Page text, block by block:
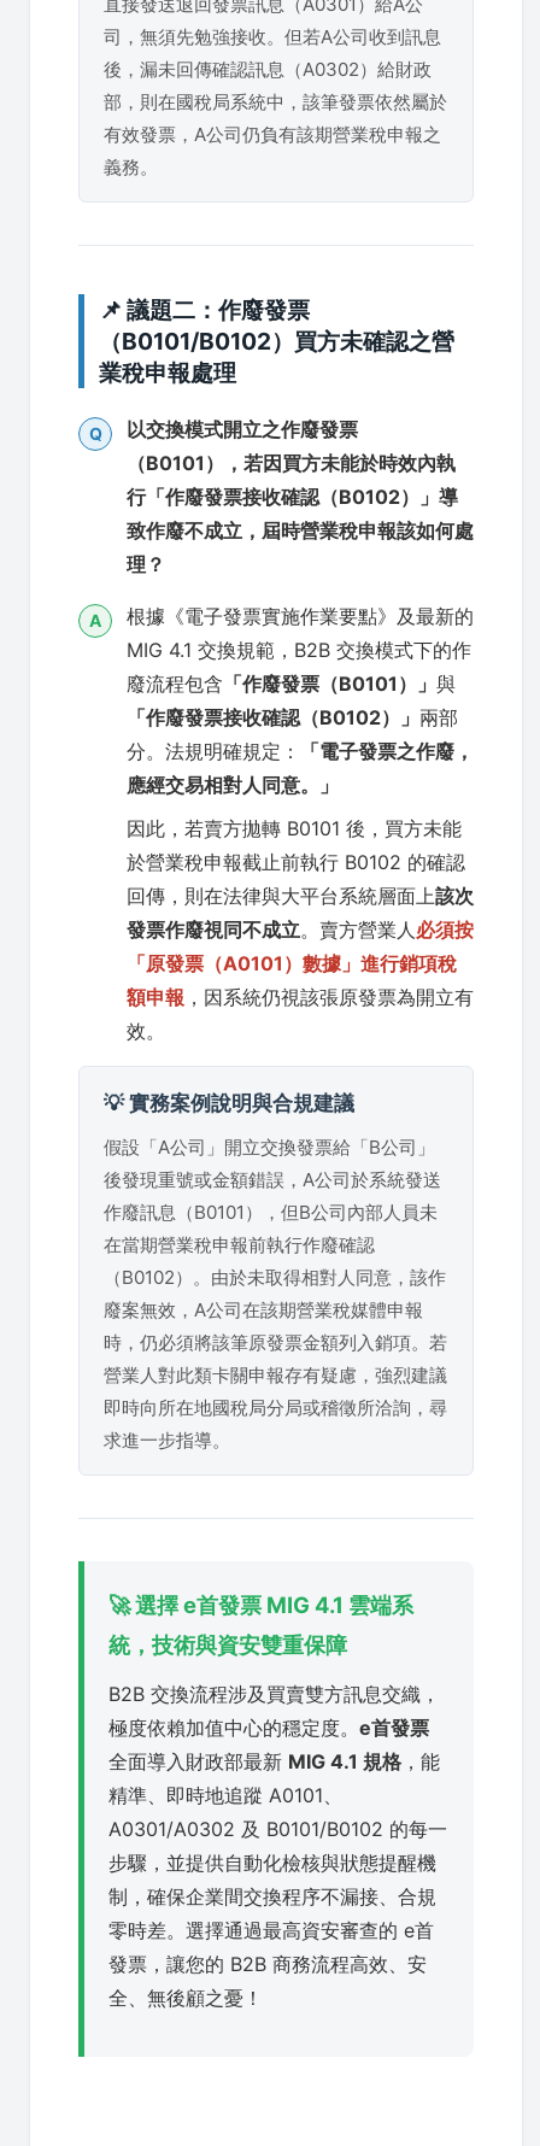
司，無須先勉強接收。但若A公司收到訊息
後，漏未回傳確認訊息（A0302）給財政
部，則在國稅局系統中，該筆發票依然屬於
有效發票，A公司仍負有該期營業稅申報之
義務。
📌 議題二：作廢發票
（B0101/B0102）買方未確認之營
業稅申報處理
Q
以交換模式開立之作廢發票
（B0101），若因買方未能於時效內執
行「作廢發票接收確認（B0102）」導
致作廢不成立，屆時營業稅申報該如何處
理？
A
根據《電子發票實施作業要點》及最新的
MIG 4.1 交換規範，B2B 交換模式下的作
廢流程包含 「作廢發票（B0101）」 與
「作廢發票接收確認（B0102）」 兩部
分。法規明確規定：
「電子發票之作廢，
應經交易相對人同意。」
因此，若賣方拋轉 B0101 後，買方未能
於營業稅申報截止前執行 B0102 的確認
回傳，則在法律與大平台系統層面上該次
發票作廢視同不成立。賣方營業人 必須按
「原發票（A0101）數據」進行銷項稅
額申報 ，因系統仍視該張原發票為開立有
效。
💡 實務案例說明與合規建議
假設「A公司」開立交換發票給「B公司」
後發現重號或金額錯誤，A公司於系統發送
作廢訊息（B0101），但B公司內部人員未
在當期營業稅申報前執行作廢確認
（B0102）。由於未取得相對人同意，該作
廢案無效，A公司在該期營業稅媒體申報
時，仍必須將該筆原發票金額列入銷項。若
營業人對此類卡關申報存有疑慮，強烈建議
即時向所在地國稅局分局或稽徵所洽詢，尋
求進一步指導。
🚀 選擇 e首發票 MIG 4.1 雲端系
統，技術與資安雙重保障
B2B 交換流程涉及買賣雙方訊息交織，
極度依賴加值中心的穩定度。 e首發票
全面導入財政部最新 MIG 4.1 規格 ，能
精準、即時地追蹤 A0101、
A0301/A0302 及 B0101/B0102 的每一
步驟，並提供自動化檢核與狀態提醒機
制，確保企業間交換程序不漏接、合規
零時差。選擇通過最高資安審查的 e首
發票，讓您的 B2B 商務流程高效、安
全、無後顧之憂！